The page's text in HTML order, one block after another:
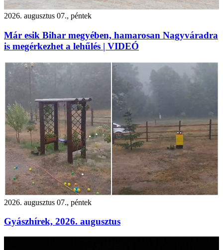
2026. augusztus 07., péntek
Már esik Bihar megyében, hamarosan Nagyváradra
is megérkezhet a lehűlés | VIDEÓ
2026. augusztus 07., péntek
Gyászhírek, 2026. augusztus